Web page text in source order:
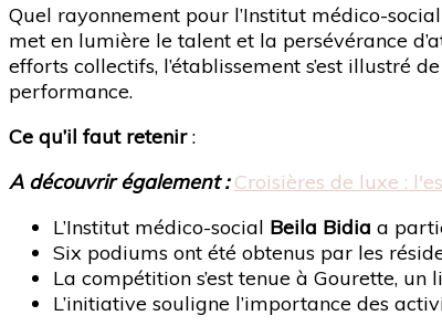
Quel rayonnement pour l’Institut médico-social
met en lumière le talent et la persévérance
efforts collectifs, l’établissement s’est illustré
performance.
Ce qu’il faut retenir:
A découvrir également : Croisières de luxe :
L’Institut médico-social Beila Bidia a
Six podiums ont été obtenus par les
La compétition s’est tenue à Gourette,
L’initiative souligne l’importance des